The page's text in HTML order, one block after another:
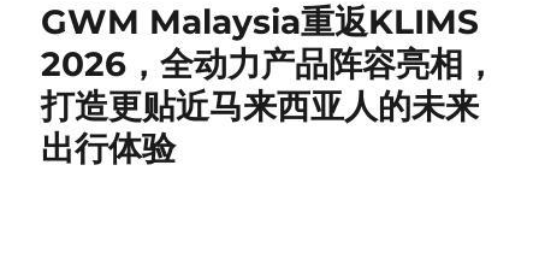
GWM Malaysia重返KLIMS
2026，全动力产品阵容亮相，
打造更贴近马来西亚人的未来
出行体验